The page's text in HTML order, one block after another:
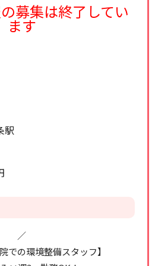
募集は終了してい
ます
駅
／
での環境整備スタッフ】